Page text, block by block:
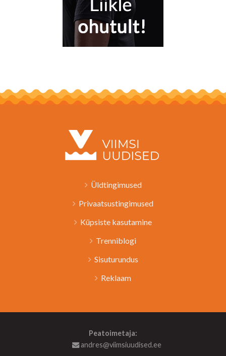
Üldtingimused
Privaatsustingimused
Küpsiste kasutamine
Trenniblogi
Sisuturundus
Reklaam
Peatoimetaja:
andres@viimsiuudised.ee